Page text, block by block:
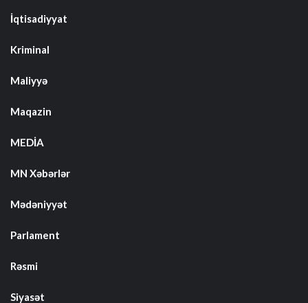
İqtisadiyyat
Kriminal
Maliyyə
Maqazin
MEDİA
MN Xəbərlər
Mədəniyyət
Parlament
Rəsmi
Siyasət